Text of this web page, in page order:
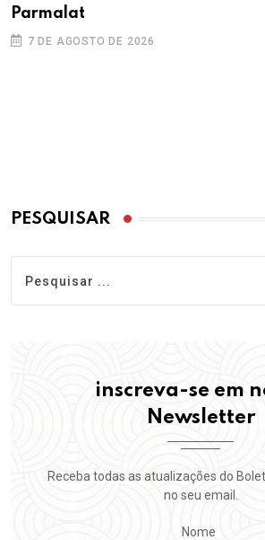
Parmalat
7 DE AGOSTO DE 2026
PESQUISAR
inscreva-se em
Newsletter
Receba todas as atualizações do
no seu email.
Nome